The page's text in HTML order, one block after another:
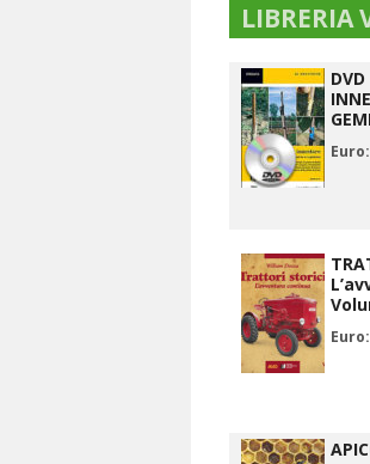
LIBRERIA
Euro:
Euro: